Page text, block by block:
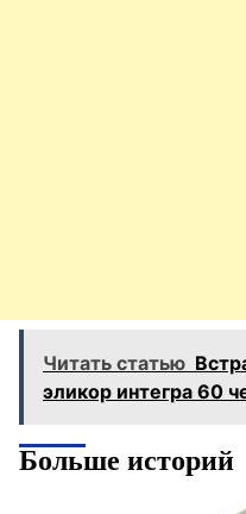
Читать статью
эликор интегра 60
Больше историй